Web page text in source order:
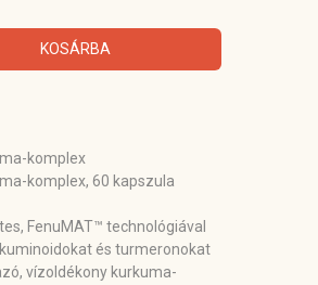
KOSÁRBA
komplex
komplex, 60 kapszula
FenuMAT™ technológiával
és turmeronokat
vízoldékony kurkuma-